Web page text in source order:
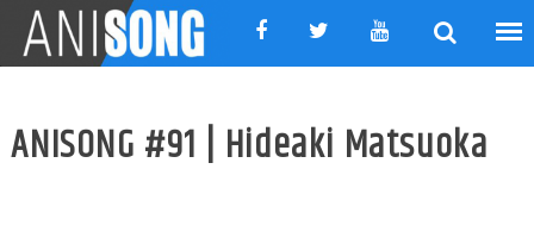
content
ANISONG #91 | Hideaki Matsuoka